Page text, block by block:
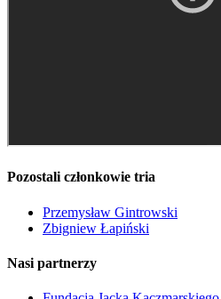
Pozostali członkowie tria
Przemysław Gintrowski
Zbigniew Łapiński
Nasi partnerzy